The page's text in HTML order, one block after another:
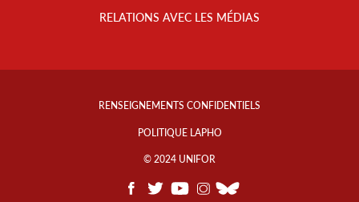
RELATIONS AVEC LES MÉDIAS
Footer
RENSEIGNEMENTS CONFIDENTIELS
POLITIQUE LAPHO
© 2024 UNIFOR